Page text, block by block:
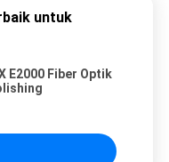
untuk
E2000 Fiber Optik